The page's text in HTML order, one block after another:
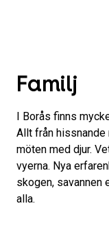
Familj
I Borås finns
Allt från
möten med djur.
vyerna. Nya
skogen, savannen
alla.